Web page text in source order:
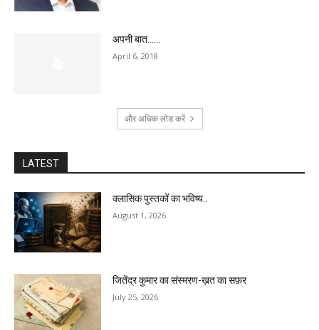
अपनी बात……
April 6, 2018
और अधिक लोड करें
LATEST
क्लासिक पुस्तकों का भविष्य..
August 1, 2026
जितेंद्र कुमार का संस्मरण-ख़त का सफ़र
July 25, 2026